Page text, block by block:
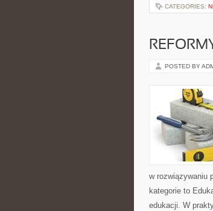
CATEGORIES:
POSTED BY
w rozwiązywaniu
kategorie to
edukacji. W